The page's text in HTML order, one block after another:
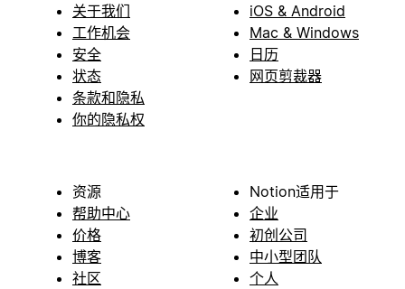
关于我们
工作机会
安全
状态
条款和隐私
你的隐私权
iOS & Android
Mac & Windows
日历
网页剪裁器
资源
帮助中心
价格
博客
社区
Notion适用于
企业
初创公司
中小型团队
个人